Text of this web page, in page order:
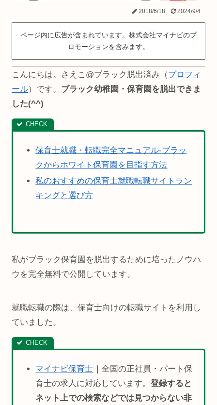
2018/6/18 2024/9/4
ページ内に広告が含まれています。株式会社マイナビのプ
ロモーションを含みます。
こんにちは。さえこ@ブラック脱出済み（プロフィ
ール）です。 ブラック幼稚園・保育園を脱出できま
した(^^)
保育士就職・転職完全マニュアル-ブラッ
クからホワイト保育園を目指す方法
私のおすすめの保育士就職転職サイトラン
キングと選び方
私がブラック保育園を脱出するために培ったノウハ
ウを完全無料で公開しています。
就職転職の際は、保育士向けの転職サイトを利用し
ていました。
マイナビ保育士 ｜全国の正社員・パート保
育士の求人に対応しています。登録すると
ネット上での検索などでは見つからない非